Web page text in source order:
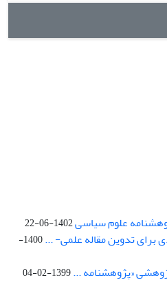
علوم سیاسی1402-06-22
برای تدوین مقاله علمی- ...
1400-
«پژوهشنامه ...1399-02-04